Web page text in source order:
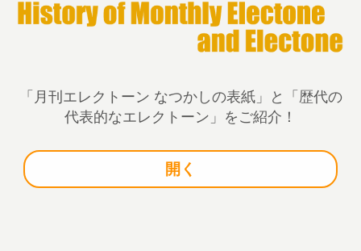
「月刊エレクトーン なつかしの表紙」と「歴代の
代表的なエレクトーン」をご紹介！
開く